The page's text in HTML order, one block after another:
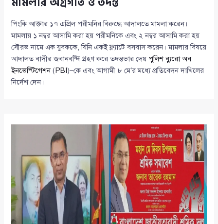
পিংকি আক্তার ১৭ এপ্রিল পরীমনির বিরুদ্ধে আদালতে মামলা করেন।
মামলায় ১ নম্বর আসামি করা হয় পরীমনিকে এবং ২ নম্বর আসামি করা হয়
সৌরভ নামে এক যুবককে, যিনি একই ফ্ল্যাটে বসবাস করেন। মামলার বিষয়ে
আদালত বাদীর জবানবন্দি গ্রহণ করে তদন্তভার দেয় পুলিশ ব্যুরো অব
ইনভেস্টিগেশন( PBI )–কে এবং আগামী ৮ মে’র মধ্যে প্রতিবেদন দাখিলের
নির্দেশ দেন।